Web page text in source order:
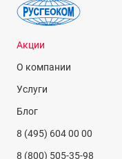
Акции
О компании
Услуги
Блог
8 (495) 604 00 00
8 (800) 505-35-98